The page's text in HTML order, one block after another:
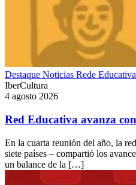
Destaque Noticias Rede Educativa
IberCultura
4 agosto 2026
Red Educativa avanza
En la cuarta reunión del año, la
siete países – compartió los
un balance de la […]